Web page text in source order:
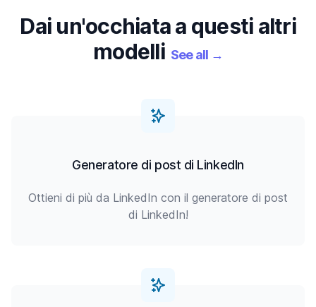
Dai un'occhiata a questi altri
modelli See all →
Generatore di post di LinkedIn
Ottieni di più da LinkedIn con il generatore di post
di LinkedIn!